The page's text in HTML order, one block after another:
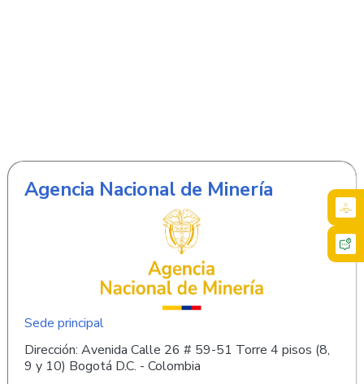
Agencia Nacional de Minería
Sede principal
Dirección: Avenida Calle 26 # 59-51 Torre 4 pisos (8,
9 y 10) Bogotá D.C. - Colombia